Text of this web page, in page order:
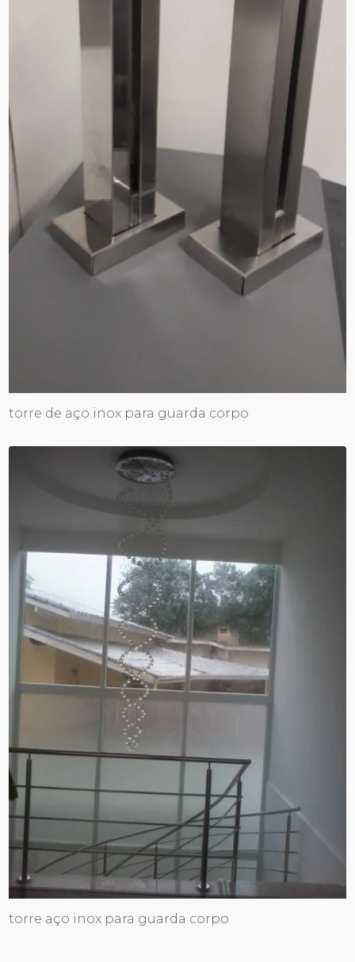
torre de aço inox para guarda corpo
torre aço inox para guarda corpo